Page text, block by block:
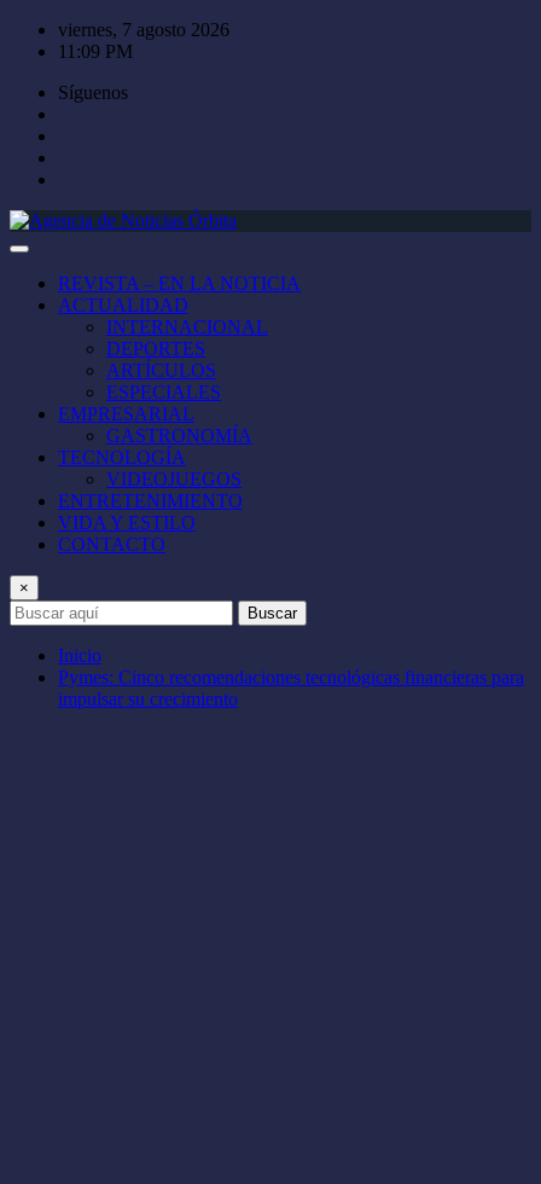
Saltar
viernes, 7 agosto 2026
11:09 PM
Síguenos
REVISTA – EN LA NOTICIA
ACTUALIDAD
INTERNACIONAL
DEPORTES
ARTÍCULOS
ESPECIALES
EMPRESARIAL
GASTRONOMÍA
TECNOLOGÍA
VIDEOJUEGOS
ENTRETENIMIENTO
VIDA Y ESTILO
CONTACTO
×
Buscar
Inicio
Pymes: Cinco recomendaciones tecnológicas financieras para
impulsar su crecimiento